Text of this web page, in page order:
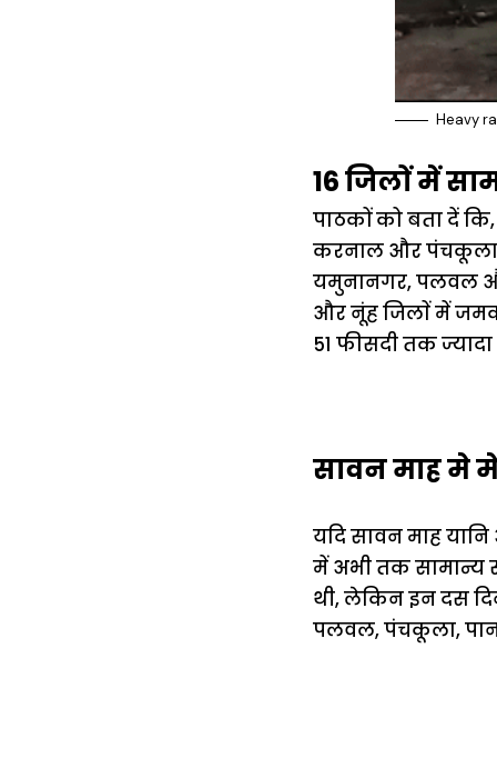
Heavy
16 जिलों में
पाठकों को बता दें
करनाल और पंचकूला
यमुनानगर, पलवल
और नूंह जिलाें में
51 फीसदी तक
सावन माह मे
यदि सावन माह
में अभी तक सामान्य
थी, लेकिन इन दस
पलवल, पंचकूला,